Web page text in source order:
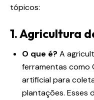
tópicos:
1. Agricultura
O que é? A
ferramentas como
artificial para
plantações. Esses